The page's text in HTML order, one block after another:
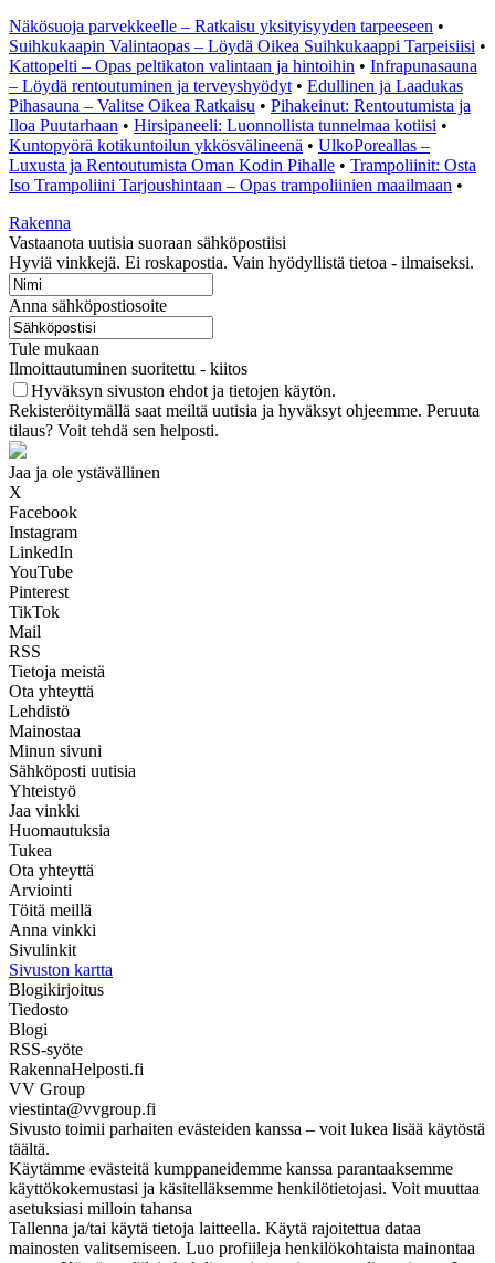
Näkösuoja parvekkeelle – Ratkaisu yksityisyyden tarpeeseen •
Suihkukaapin Valintaopas – Löydä Oikea Suihkukaappi Tarpeisiisi •
Kattopelti – Opas peltikaton valintaan ja hintoihin • Infrapunasauna
– Löydä rentoutuminen ja terveyshyödyt • Edullinen ja Laadukas
Pihasauna – Valitse Oikea Ratkaisu • Pihakeinut: Rentoutumista ja
Iloa Puutarhaan • Hirsipaneeli: Luonnollista tunnelmaa kotiisi •
Kuntopyörä kotikuntoilun ykkösvälineenä • UlkoPoreallas –
Luxusta ja Rentoutumista Oman Kodin Pihalle • Trampoliinit: Osta
Iso Trampoliini Tarjoushintaan – Opas trampoliinien maailmaan •
Rakenna
Vastaanota uutisia suoraan sähköpostiisi
Hyviä vinkkejä. Ei roskapostia. Vain hyödyllistä tietoa - ilmaiseksi.
Anna sähköpostiosoite
Tule mukaan
Ilmoittautuminen suoritettu - kiitos
Hyväksyn sivuston ehdot ja tietojen käytön.
Rekisteröitymällä saat meiltä uutisia ja hyväksyt ohjeemme. Peruuta
tilaus? Voit tehdä sen helposti.
Jaa ja ole ystävällinen
X
Facebook
Instagram
LinkedIn
YouTube
Pinterest
TikTok
Mail
RSS
Tietoja meistä
Ota yhteyttä
Lehdistö
Mainostaa
Minun sivuni
Sähköposti uutisia
Yhteistyö
Jaa vinkki
Huomautuksia
Tukea
Ota yhteyttä
Arviointi
Töitä meillä
Anna vinkki
Sivulinkit
Sivuston kartta
Blogikirjoitus
Tiedosto
Blogi
RSS-syöte
RakennaHelposti.fi
VV Group
viestinta@vvgroup.fi
Sivusto toimii parhaiten evästeiden kanssa – voit lukea lisää käytöstä
täältä.
Käytämme evästeitä kumppaneidemme kanssa parantaaksemme
käyttökokemustasi ja käsitelläksemme henkilötietojasi. Voit muuttaa
asetuksiasi milloin tahansa
Tallenna ja/tai käytä tietoja laitteella. Käytä rajoitettua dataa
mainosten valitsemiseen. Luo profiileja henkilökohtaista mainontaa